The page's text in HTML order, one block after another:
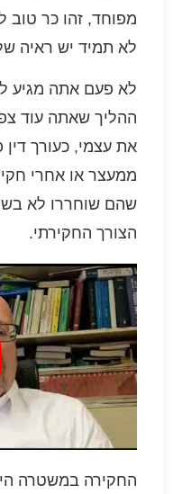
מפוחד, זהו כר טוב
לא תמיד יש ראיה
לא פעם אתה מגיע
ההליך שאתה עוד
את עצמי, כעורך
ממעצר או אחרי
שהם שוחררו לא
הצורך החקירתי.
החקירה במשטרה